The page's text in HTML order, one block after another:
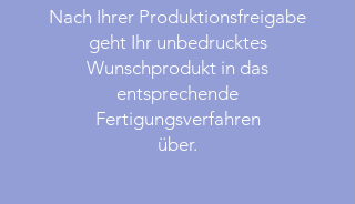
Nach Ihrer Produktionsfreigabe
geht Ihr unbedrucktes
Wunschprodukt in das
entsprechende
Fertigungsverfahren
über.